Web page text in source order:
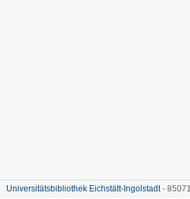
Universitätsbibliothek Eichstätt-Ingolstadt-